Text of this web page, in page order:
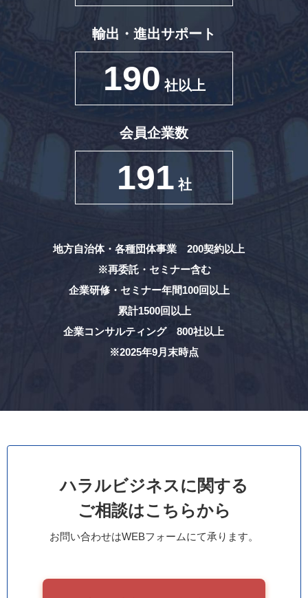
輸出・進出サポート
190 社以上
会員企業数
191 社
地方自治体・各種団体事業 200契約以上
※再委託・セミナー含む
企業研修・セミナー年間100回以上
累計1500回以上
企業コンサルティング 800社以上
※2025年9月末時点
ハラルビジネスに関する
ご相談はこちらから
お問い合わせはWEBフォームにて承ります。